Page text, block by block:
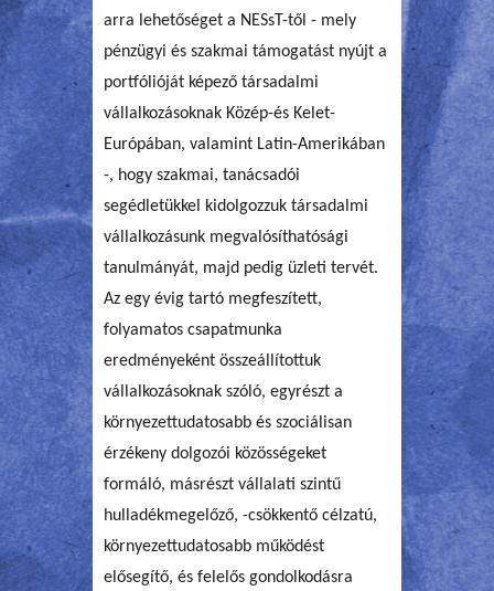
arra lehetőséget a NESsT-től - mely
pénzügyi és szakmai támogatást nyújt a
portfólióját képező társadalmi
vállalkozásoknak Közép-és Kelet-
Európában, valamint Latin-Amerikában
-, hogy szakmai, tanácsadói
segédletükkel kidolgozzuk társadalmi
vállalkozásunk megvalósíthatósági
tanulmányát, majd pedig üzleti tervét.
Az egy évig tartó megfeszített,
folyamatos csapatmunka
eredményeként összeállítottuk
vállalkozásoknak szóló, egyrészt a
környezettudatosabb és szociálisan
érzékeny dolgozói közösségeket
formáló, másrészt vállalati szintű
hulladékmegelőző, -csökkentő célzatú,
környezettudatosabb működést
elősegítő, és felelős gondolkodásra